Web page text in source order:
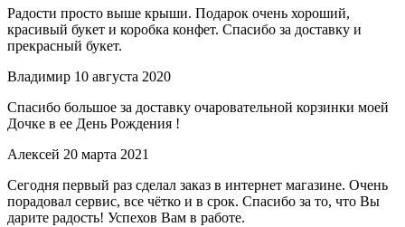
Радости просто выше крыши. Подарок очень хороший,
красивый букет и коробка конфет. Спасибо за доставку и
прекрасный букет.
Владимир 10 августа 2020
Спасибо большое за доставку очаровательной корзинки моей
Дочке в ее День Рождения !
Алексей 20 марта 2021
Сегодня первый раз сделал заказ в интернет магазине. Очень
порадовал сервис, все чётко и в срок. Спасибо за то, что Вы
дарите радость! Успехов Вам в работе.